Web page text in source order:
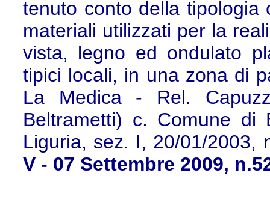
tenuto conto della tipologia
materiali utilizzati per la
vista, legno ed ondulato
tipici locali, in una zona di
La Medica - Rel.
Beltrametti) c. Comune di
Liguria, sez. I, 20/01/2003,
V - 07 Settembre 2009,